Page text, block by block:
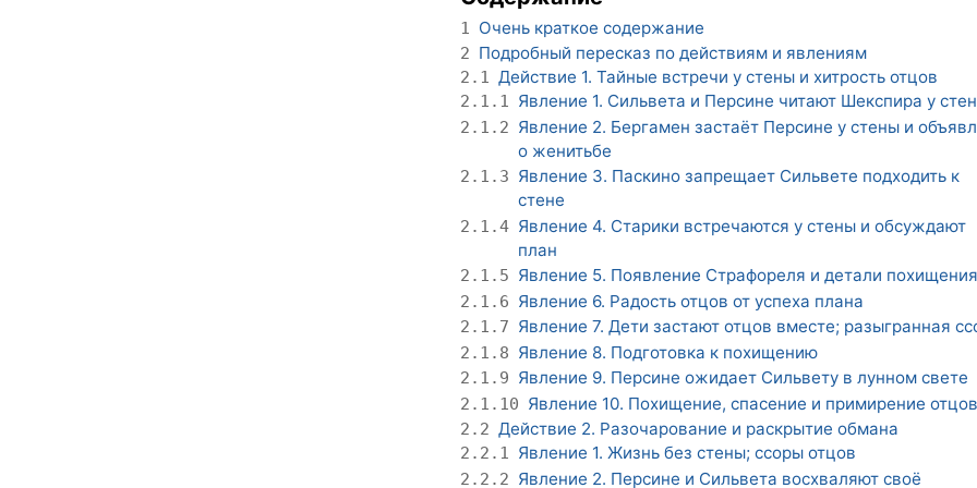
1 Очень краткое содержание
2 Подробный пересказ по действиям и явлениям
2.1 Действие 1. Тайные встречи у стены и хитрость отцов
2.1.1 Явление 1. Сильвета и Персине читают Шекспира у
2.1.2 Явление 2. Бергамен застаёт Персине у стены и
о женитьбе
2.1.3 Явление 3. Паскино запрещает Сильвете подходить к
стене
2.1.4 Явление 4. Старики встречаются у стены и обсуждают
план
2.1.5 Явление 5. Появление Страфореля и детали похищения
2.1.6 Явление 6. Радость отцов от успеха плана
2.1.7 Явление 7. Дети застают отцов вместе; разыгранная
2.1.8 Явление 8. Подготовка к похищению
2.1.9 Явление 9. Персине ожидает Сильвету в лунном свете
2.1.10 Явление 10. Похищение, спасение и примирение отцов
2.2 Действие 2. Разочарование и раскрытие обмана
2.2.1 Явление 1. Жизнь без стены; ссоры отцов
2.2.2 Явление 2. Персине и Сильвета восхваляют своё